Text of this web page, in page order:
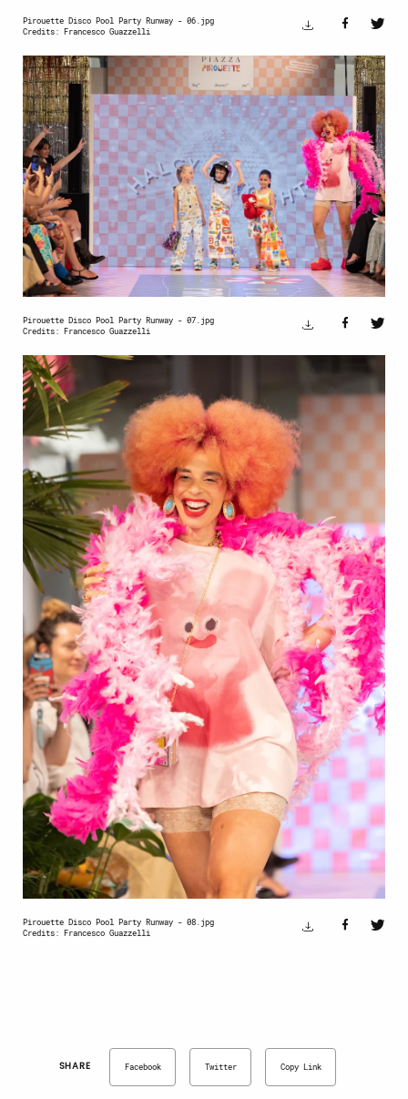
Pirouette Disco Pool Party Runway - 06.jpg
Credits: Francesco Guazzelli
Pirouette Disco Pool Party Runway - 07.jpg
Credits: Francesco Guazzelli
Pirouette Disco Pool Party Runway - 08.jpg
Credits: Francesco Guazzelli
SHARE Facebook Twitter Copy Link